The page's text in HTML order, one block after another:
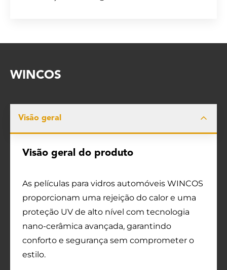
WINCOS
Visão geral
Visão geral do produto
As películas para vidros automóveis WINCOS
proporcionam uma rejeição do calor e uma
proteção UV de alto nível com tecnologia
nano-cerâmica avançada, garantindo
conforto e segurança sem comprometer o
estilo.